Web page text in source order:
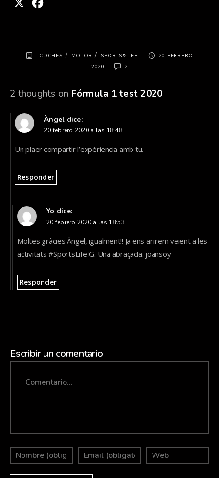
COCHES / MOTOR /SPORTS&LIFE
20 FEBRERO
2020
2
2 thoughts on Fórmula 1 test 2020
Àngel dice:
20 febrero 2020 a las 18:48
Un plaer compartir l’expèriencia amb tu.
Responder
Yo dice:
20 febrero 2020 a las 18:53
Moltes gràcies Àngel, igualment!! Ja ens anirem veient a les
activitats #SportsLifeIG. Una abraçada. joansoy
Responder
Escribir un comentario